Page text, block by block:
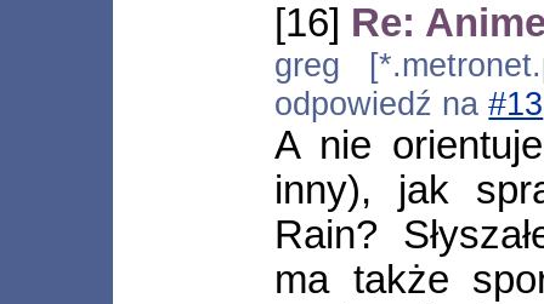
[16] Re:
greg
odpowiedź na#13
A nie
inny), jak
Rain?
ma także